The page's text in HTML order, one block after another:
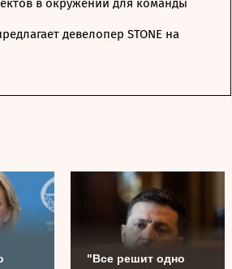
в окружении для команды
девелопер STONE на
"Все решит одно